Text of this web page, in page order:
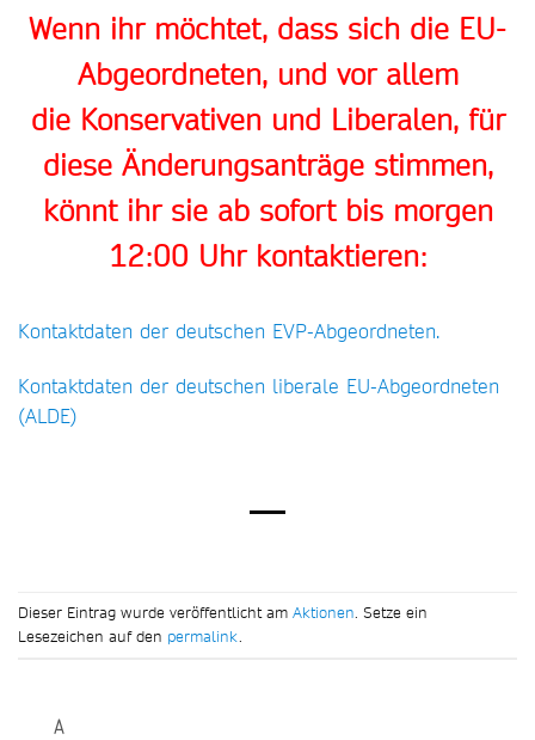
Wenn ihr möchtet, dass sich die EU-
Abgeordneten, und vor allem
die Konservativen und Liberalen, für
diese Änderungsanträge stimmen,
könnt ihr sie ab sofort bis morgen
12:00 Uhr kontaktieren:
Kontaktdaten der deutschen EVP-Abgeordneten.
Kontaktdaten der deutschen liberale EU-Abgeordneten
(ALDE)
Dieser Eintrag wurde veröffentlicht am Aktionen. Setze ein
Lesezeichen auf den permalink.
A